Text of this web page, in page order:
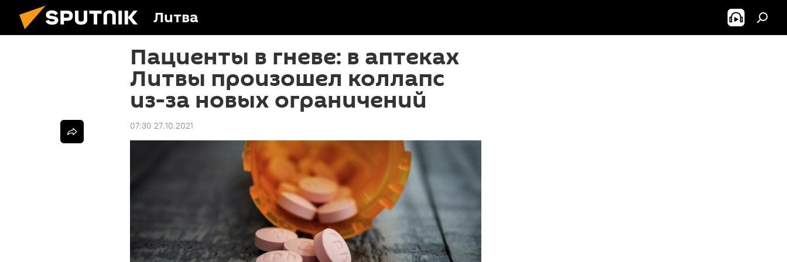
Литва
Пациенты в гневе: в аптеках
Литвы произошел коллапс
из-за новых ограничений
07:30 27.10.2021